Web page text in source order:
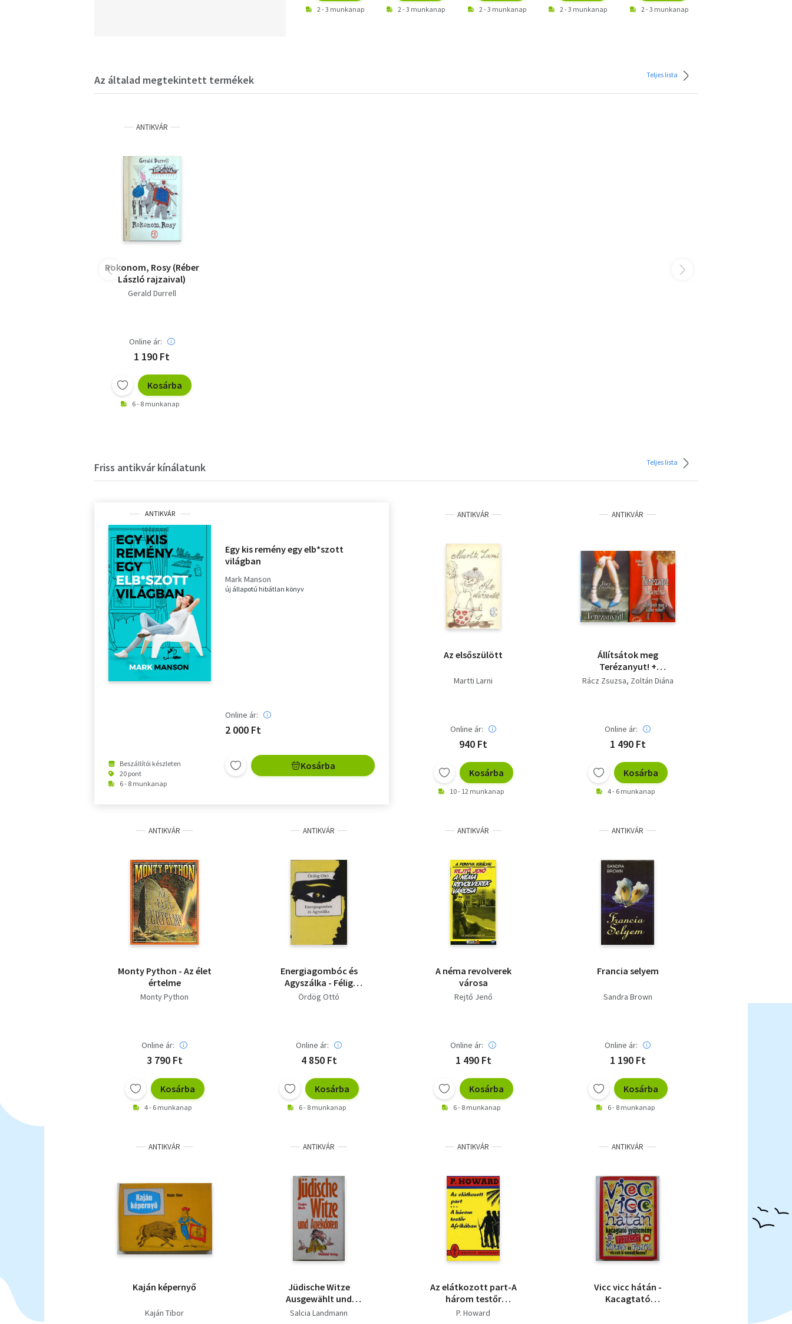
2 - 3 munkanap 2 - 3 munkanap 2 - 3 munkanap 2 - 3 munkanap 2 - 3 munkanap
Az általad megtekintett termékek Teljes lista
ANTIKVÁR
Rokonom, Rosy (Réber
László rajzaival)
Gerald Durrell
Online ár:
1 190 Ft
Kosárba
6 - 8 munkanap
Friss antikvár kínálatunk Teljes lista
ANTIKVÁR
Beszállítói készleten
20 pont
6 - 8 munkanap
Egy kis remény egy elb*szott
világban
Mark Manson
új állapotú hibátlan könyv
Online ár:
2 000 Ft
Kosárba
ANTIKVÁR
Az elsőszülött
Martti Larni
Online ár:
940 Ft
Kosárba
10 - 12 munkanap
ANTIKVÁR
Állítsátok meg
Terézanyut! +
Terézapu beájulna,
Rácz Zsuzsa Zoltán Diána
Online ár:
1 490 Ft
Kosárba
4 - 6 munkanap
ANTIKVÁR
Monty Python - Az élet
értelme
Monty Python
Online ár:
3 790 Ft
Kosárba
4 - 6 munkanap
ANTIKVÁR
Energiagombóc és
Agyszálka - Félig
komoly írások
Ördög Ottó
Online ár:
4 850 Ft
Kosárba
6 - 8 munkanap
ANTIKVÁR
A néma revolverek
városa
Rejtő Jenő
Online ár:
1 490 Ft
Kosárba
6 - 8 munkanap
ANTIKVÁR
Francia selyem
Sandra Brown
Online ár:
1 190 Ft
Kosárba
6 - 8 munkanap
ANTIKVÁR
Kaján képernyő
Kaján Tibor
ANTIKVÁR
Jüdische Witze
Ausgewählt und
eingeleitet von Salcia
Salcia Landmann
ANTIKVÁR
Az elátkozott part-A
három testőr
Afrikában
P. Howard
ANTIKVÁR
Vicc vicc hátán -
Kacagtató